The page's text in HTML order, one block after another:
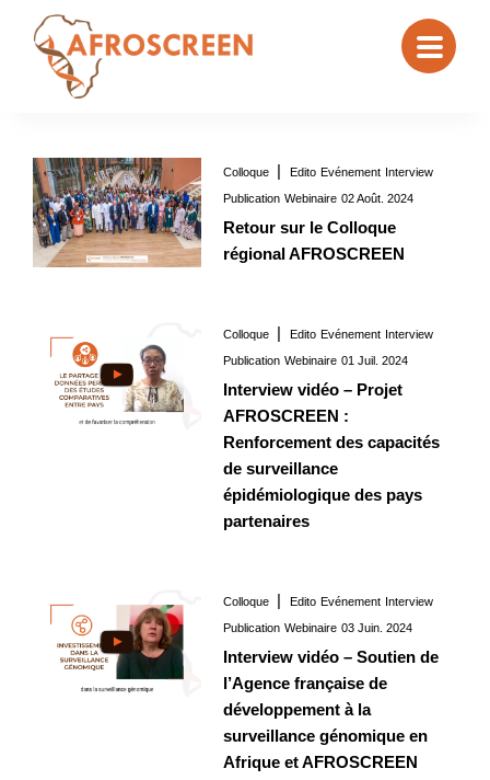
Colloque Edito Evénement Interview
Publication Webinaire 02 Août. 2024
Retour sur le Colloque
régional AFROSCREEN
Colloque Edito Evénement Interview
Publication Webinaire 01 Juil. 2024
Interview vidéo – Projet
AFROSCREEN :
Renforcement des capacités
de surveillance
épidémiologique des pays
partenaires
Colloque Edito Evénement Interview
Publication Webinaire 03 Juin. 2024
Interview vidéo – Soutien de
l’Agence française de
développement à la
surveillance génomique en
Afrique et AFROSCREEN